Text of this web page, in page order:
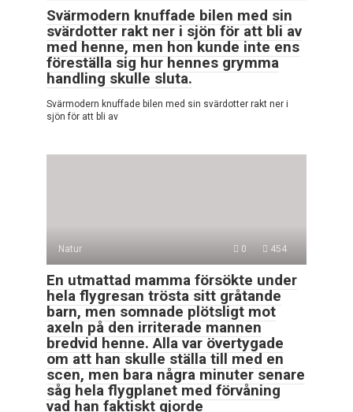
Svärmodern knuffade bilen med sin
svärdotter rakt ner i sjön för att bli av
med henne, men hon kunde inte ens
föreställa sig hur hennes grymma
handling skulle sluta.
Svärmodern knuffade bilen med sin svärdotter rakt ner i
sjön för att bli av
Natur 0 454
En utmattad mamma försökte under
hela flygresan trösta sitt gråtande
barn, men somnade plötsligt mot
axeln på den irriterade mannen
bredvid henne. Alla var övertygade
om att han skulle ställa till med en
scen, men bara några minuter senare
såg hela flygplanet med förvåning
vad han faktiskt gjorde